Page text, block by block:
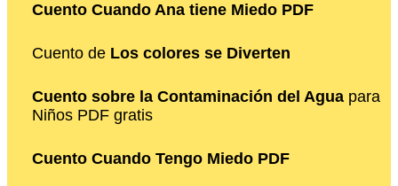
Cuento Cuando Ana tiene Miedo PDF
Cuento de Los colores se Diverten
Cuento sobre la Contaminación del Agua para
Niños PDF gratis
Cuento Cuando Tengo Miedo PDF